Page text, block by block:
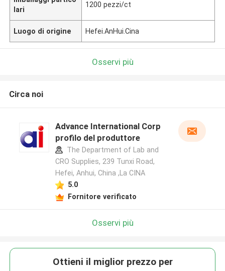
lari
1200 pezzi/ct
Luogo di origine Hefei.AnHui.Cina
Osservi più
Circa noi
Advance International Corp
profilo del produttore
The Department of Lab and
CRO Supplies, 239 Tunxi Road,
Hefei, Anhui, China ,La CINA
5.0
Fornitore verificato
Osservi più
Ottieni il miglior prezzo per